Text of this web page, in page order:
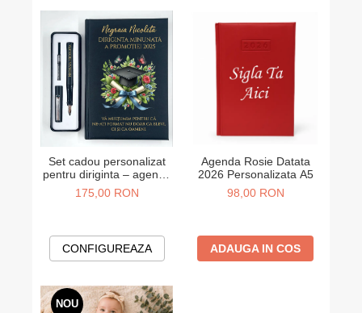
Set cadou personalizat
pentru diriginta – agenda
si stilou
175,00 RON
CONFIGUREAZA
Agenda Rosie Datata
2026 Personalizata A5
98,00 RON
ADAUGA IN COS
NOU